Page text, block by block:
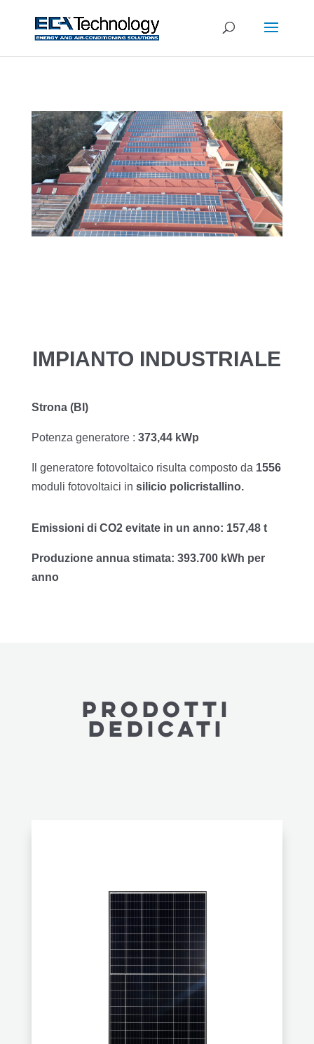
IMPIANTO INDUSTRIALE
Strona (BI)
Potenza generatore : 373,44 kWp
Il generatore fotovoltaico risulta composto da 1556
moduli fotovoltaici in silicio policristallino.
Emissioni di CO2 evitate in un anno: 157,48 t
Produzione annua stimata: 393.700 kWh per
anno
PRODOTTI
dedicatI